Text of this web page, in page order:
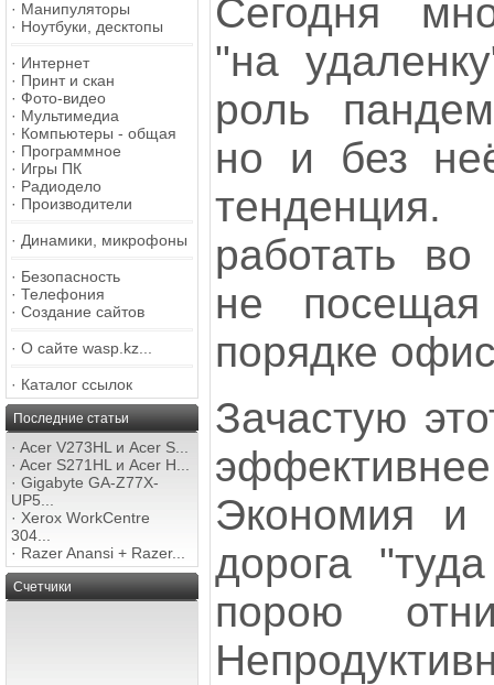
· Манипуляторы
· Ноутбуки, десктопы
· Интернет
· Принт и скан
· Фото-видео
· Мультимедиа
· Компьютеры - общая
· Программное
· Игры ПК
· Радиодело
· Производители
· Динамики, микрофоны
· Безопасность
· Телефония
· Создание сайтов
· О сайте wasp.kz...
· Каталог ссылок
Последние статьи
· Acer V273HL и Acer S...
· Acer S271HL и Acer H...
· Gigabyte GA-Z77X-
UP5...
· Xerox WorkCentre
304...
· Razer Anansi + Razer...
Счетчики
Сегодня
"на
роль
но и без
работать во
не
порядке
Зачастую
Экономия
дорога
порою